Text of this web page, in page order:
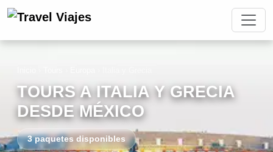
TOURS A ITALIA Y GRECIA
DESDE MÉXICO
3 paquetes disponibles